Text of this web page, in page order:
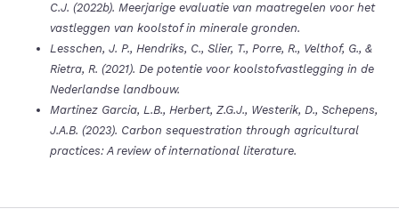
C.J. (2022b). Meerjarige evaluatie van maatregelen voor het
vastleggen van koolstof in minerale gronden.
Lesschen, J. P., Hendriks, C., Slier, T., Porre, R., Velthof, G., &
Rietra, R. (2021). De potentie voor koolstofvastlegging in de
Nederlandse landbouw.
Martinez Garcia, L.B., Herbert, Z.G.J., Westerik, D., Schepens,
J.A.B. (2023). Carbon sequestration through agricultural
practices: A review of international literature.